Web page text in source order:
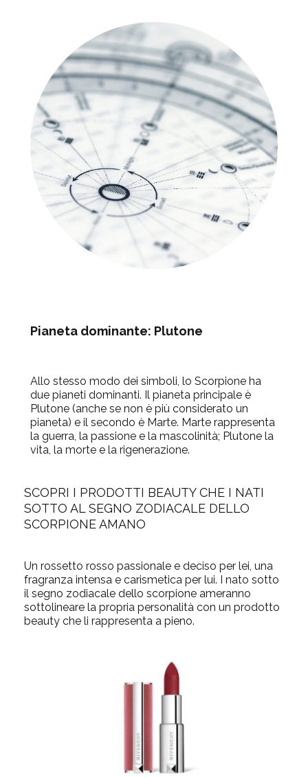
Pianeta dominante: Plutone
Allo stesso modo dei simboli, lo Scorpione ha
due pianeti dominanti. Il pianeta principale è
Plutone (anche se non è più considerato un
pianeta) e il secondo è Marte. Marte rappresenta
la guerra, la passione e la mascolinità; Plutone la
vita, la morte e la rigenerazione.
SCOPRI I PRODOTTI BEAUTY CHE I NATI
SOTTO AL SEGNO ZODIACALE DELLO
SCORPIONE AMANO
Un rossetto rosso passionale e deciso per lei, una
fragranza intensa e carismetica per lui. I nato sotto
il segno zodiacale dello scorpione ameranno
sottolineare la propria personalità con un prodotto
beauty che li rappresenta a pieno.